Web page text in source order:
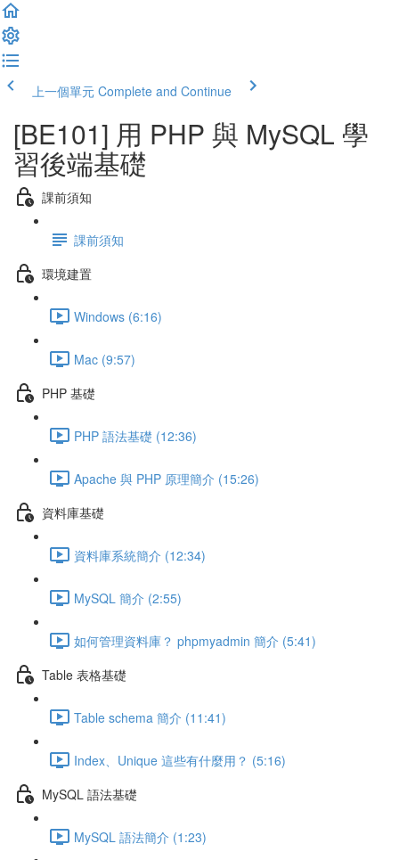
上一個單元 Complete and Continue
[BE101] 用 PHP 與 MySQL 學
習後端基礎
課前須知
課前須知
環境建置
Windows (6:16)
Mac (9:57)
PHP 基礎
PHP 語法基礎 (12:36)
Apache 與 PHP 原理簡介 (15:26)
資料庫基礎
資料庫系統簡介 (12:34)
MySQL 簡介 (2:55)
如何管理資料庫？ phpmyadmin 簡介 (5:41)
Table 表格基礎
Table schema 簡介 (11:41)
Index、Unique 這些有什麼用？ (5:16)
MySQL 語法基礎
MySQL 語法簡介 (1:23)